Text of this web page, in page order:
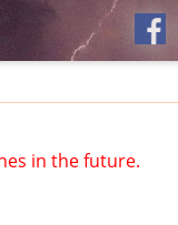
in the future.